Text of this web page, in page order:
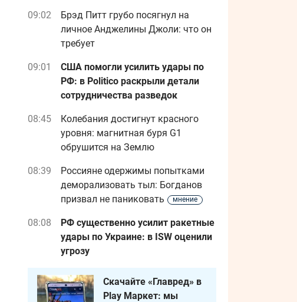
09:02
Брэд Питт грубо посягнул на
личное Анджелины Джоли: что он
требует
09:01
США помогли усилить удары по
РФ: в Politico раскрыли детали
сотрудничества разведок
08:45
Колебания достигнут красного
уровня: магнитная буря G1
обрушится на Землю
08:39
Россияне одержимы попытками
деморализовать тыл: Богданов
призвал не паниковать
мнение
08:08
РФ существенно усилит ракетные
удары по Украине: в ISW оценили
угрозу
Скачайте «Главред» в
Play Маркет: мы